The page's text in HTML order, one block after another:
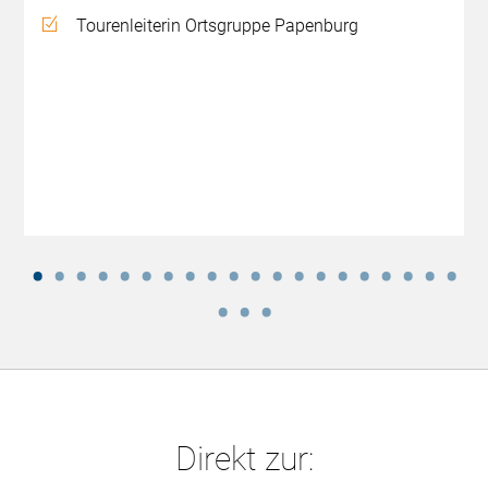
Tourenleiterin Ortsgruppe Papenburg
Direkt zur: